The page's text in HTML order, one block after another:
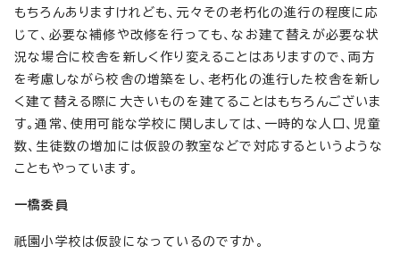
もちろんありますけれども、元々その老朽化の進行の程度に応
じて、必要な補修や改修を行っても、なお建て替えが必要な状
況な場合に校舎を新しく作り変えることはありますので、両方
を考慮しながら校舎の増築をし、老朽化の進行した校舎を新し
く建て替える際に大きいものを建てることはもちろんございま
す。通常、使用可能な学校に関しましては、一時的な人口、児童
数、生徒数の増加には仮設の教室などで対応するというような
こともやっています。
一橋委員
祇園小学校は仮設になっているのですか。